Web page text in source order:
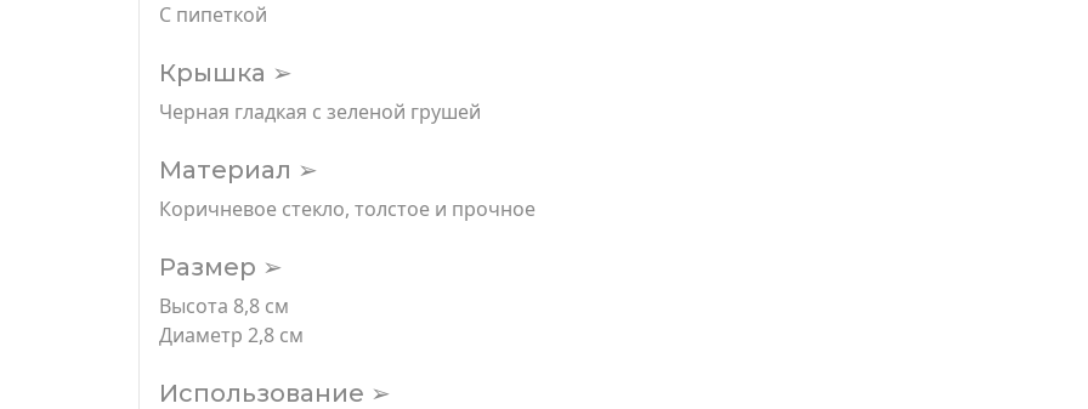
С пипеткой
Крышка ➢
Черная гладкая с зеленой грушей
Материал ➢
Коричневое стекло, толстое и прочное
Размер ➢
Высота 8,8 см
Диаметр 2,8 см
Использование ➢